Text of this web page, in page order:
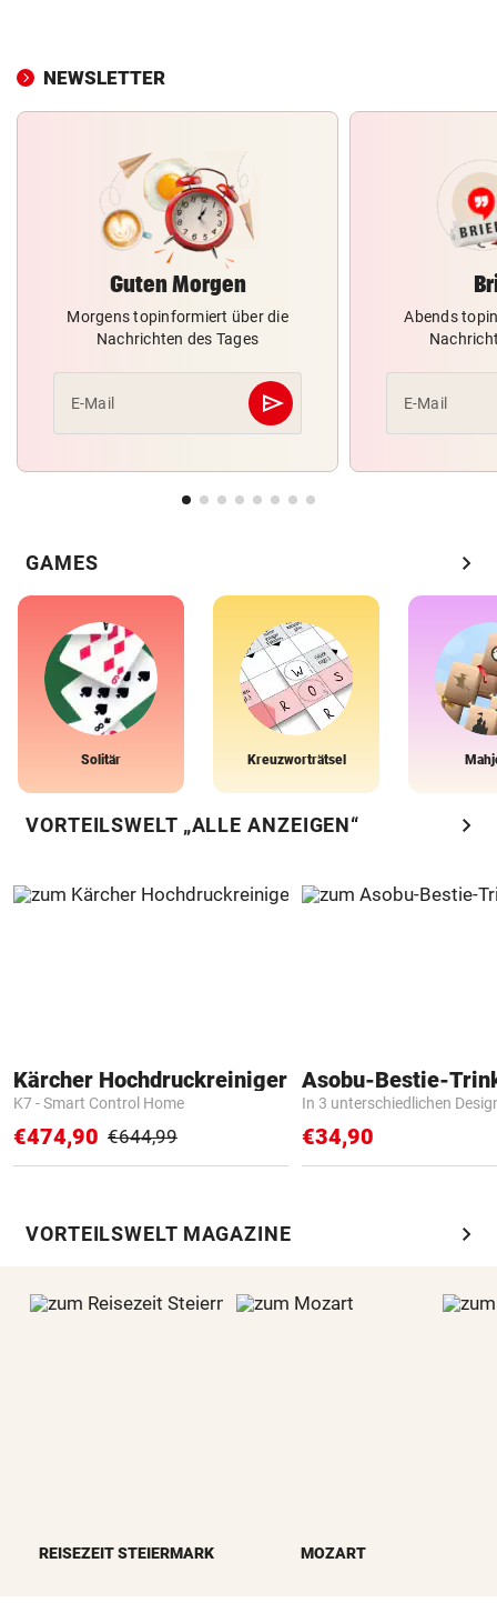
NEWSLETTER
Guten Morgen
Morgens topinformiert über die
Nachrichten des Tages
E-Mail send
Abschicken
Abends
E-Mail
GAMES chevron_right
Solitär Kreuzworträtsel
VORTEILSWELT „ALLE ANZEIGEN“ chevron_right
Kärcher Hochdruckreiniger
K7 - Smart Control Home
€474,90 €644,99
Asobu-Bestie-
In 3 unterschiedlichen
€34,90
VORTEILSWELT MAGAZINE chevron_right
REISEZEIT STEIERMARK MOZART